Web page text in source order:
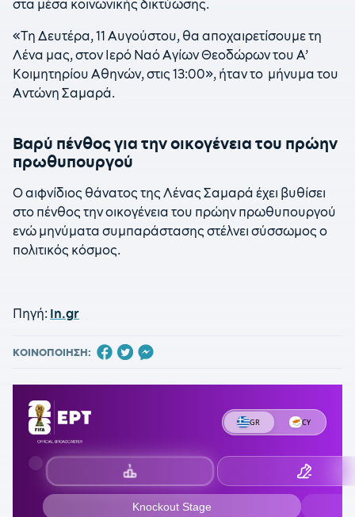
στα μέσα κοινωνικής δικτύωσης.
«Τη Δευτέρα, 11 Αυγούστου, θα αποχαιρετίσουμε τη
Λένα μας, στον Ιερό Ναό Αγίων Θεοδώρων του Α’
Κοιμητηρίου Αθηνών, στις 13:00», ήταν το μήνυμα του
Αντώνη Σαμαρά.
Βαρύ πένθος για την οικογένεια του πρώην
πρωθυπουργού
Ο αιφνίδιος θάνατος της Λένας Σαμαρά έχει βυθίσει
στο πένθος την οικογένεια του πρώην πρωθυπουργού
ενώ μηνύματα συμπαράστασης στέλνει σύσσωμος ο
πολιτικός κόσμος.
Πηγή: In.gr
ΚΟΙΝΟΠΟΙΗΣΗ: